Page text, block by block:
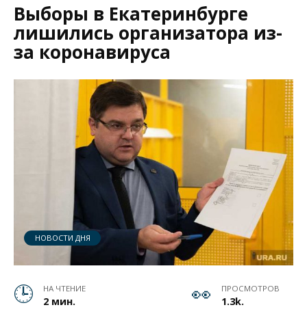
Выборы в Екатеринбурге
лишились организатора из-
за коронавируса
НОВОСТИ ДНЯ
НА ЧТЕНИЕ
2 мин.
ПРОСМОТРОВ
1.3k.